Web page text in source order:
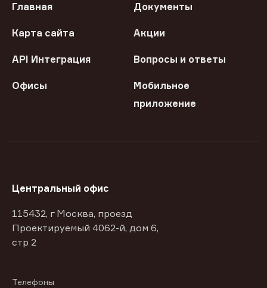
Главная Документы
Карта сайта Акции
API Интеграция Вопросы и ответы
Офисы
Мобильное
приложение
Центральный офис
115432, г Москва, проезд
Проектируемый 4062-й, дом 6,
стр 2
Телефоны